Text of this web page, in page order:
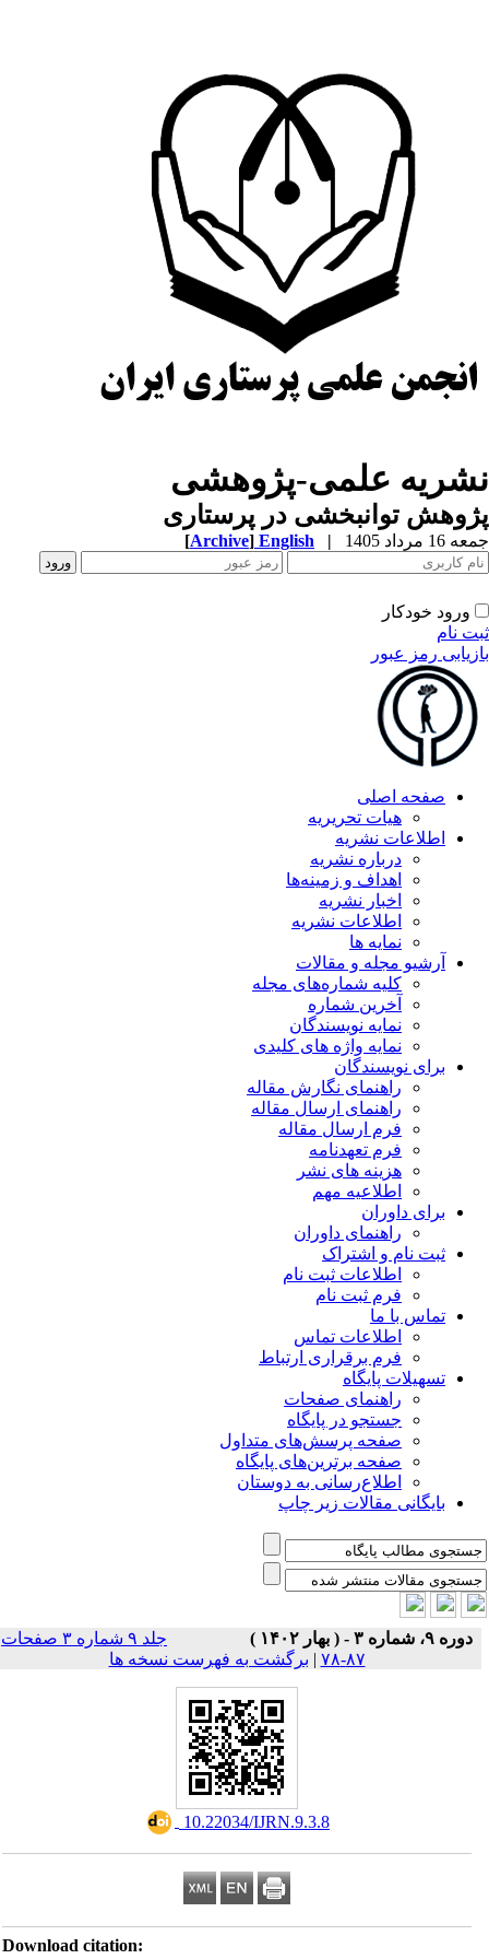
علمی-پژوهشی
توانبخشی در پرستاری
مرداد 1405 |
English
[Archive]
ورود خودکار
نام
رمز عبور
صفحه اصلی
هیات تحریریه
اطلاعات نشریه
درباره نشریه
اهداف و زمینه‌ها
اخبار نشریه
اطلاعات نشریه
نمایه ها
آرشیو مجله و مقالات
کلیه شماره‌های مجله
آخرین شماره
نمایه نویسندگان
نمایه واژه های کلیدی
برای نویسندگان
راهنمای نگارش مقاله
راهنمای ارسال مقاله
فرم ارسال مقاله
فرم تعهدنامه
هزینه های نشر
اطلاعیه مهم
برای داوران
راهنمای داوران
ثبت نام و اشتراک
اطلاعات ثبت نام
فرم ثبت نام
تماس با ما
اطلاعات تماس
فرم برقراری ارتباط
تسهیلات پایگاه
راهنمای صفحات
جستجو در پایگاه
صفحه پرسش‌های متداول
صفحه برترین‌های پایگاه
اطلاع‌رسانی به دوستان
بایگانی مقالات زیر چاپ
دوره ۹، شماره ۳ - ( بهار ۱۴۰۲ )
جلد ۹ شماره ۳ صفحات
۸۷-۷۸
|برگشت به فهرست نسخه ها
‎ 10.22034/IJRN.9.3.8
Download citation: